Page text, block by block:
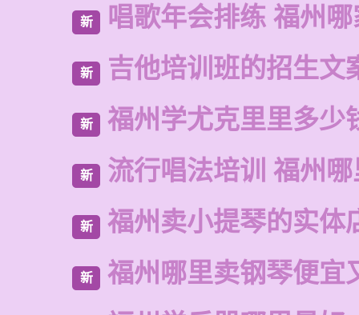
新 唱歌年会排练 福州
新 吉他培训班的招生文
新 福州学尤克里里多少
新 流行唱法培训 福州
新 福州卖小提琴的实体
新
福州哪里卖钢琴便宜